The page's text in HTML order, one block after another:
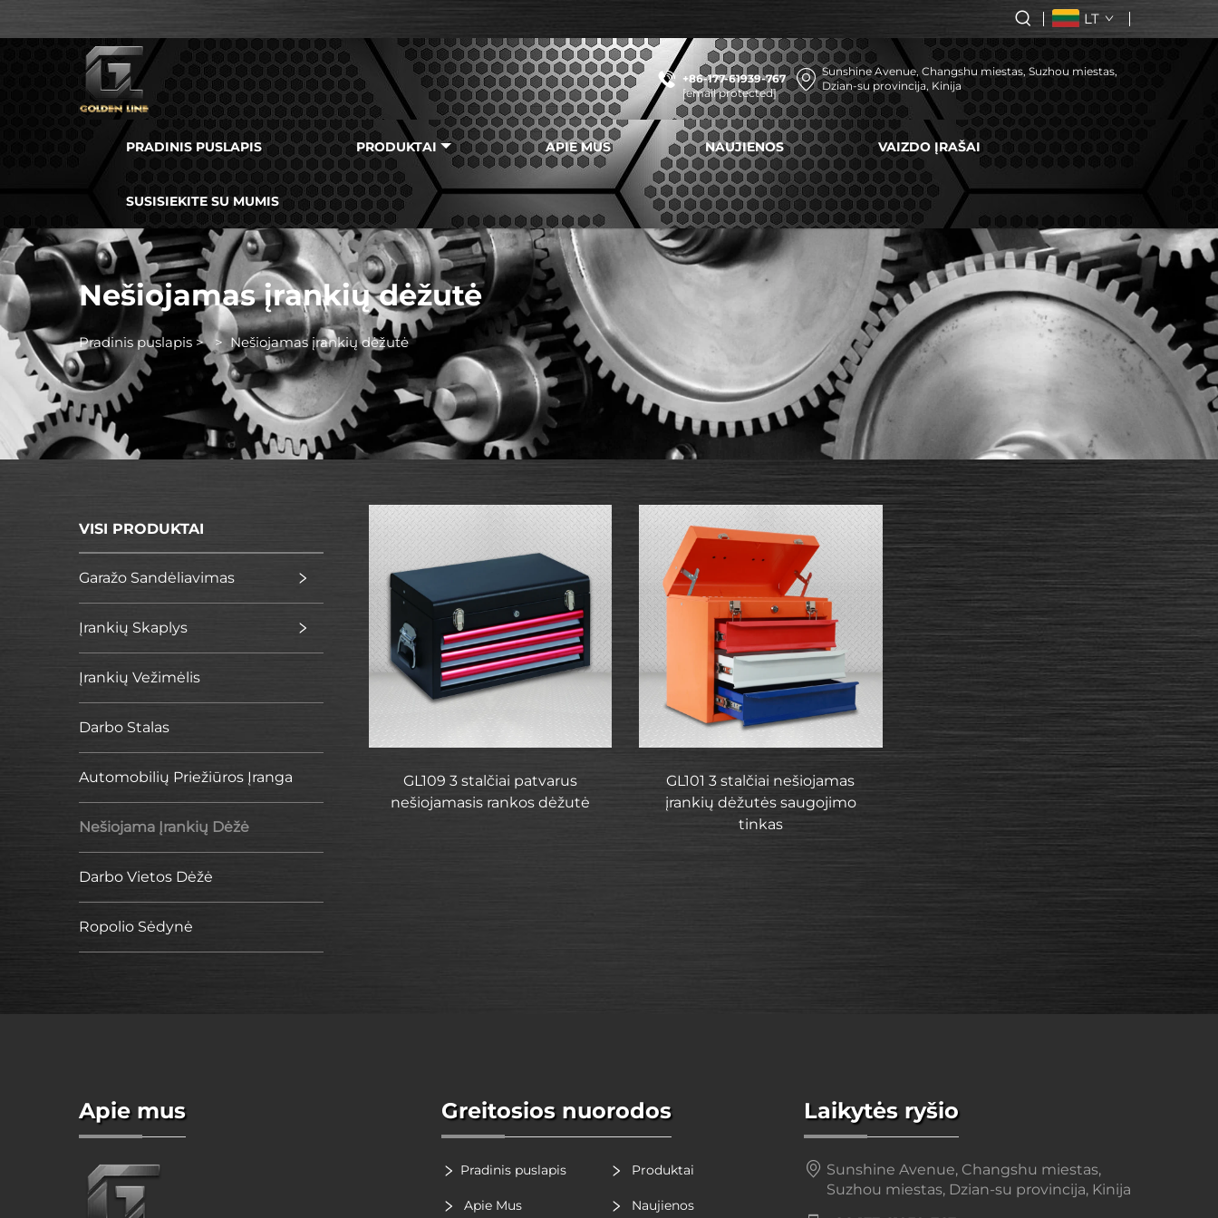
LT
+86-177-61939-767
[email protected]
Sunshine Avenue, Changshu miestas, Suzhou miestas,
Dzian-su provincija, Kinija
PRADINIS PUSLAPIS PRODUKTAI APIE MUS NAUJIENOS VAIZDO ĮRAŠAI
SUSISIEKITE SU MUMIS
Nešiojamas įrankių dėžutė
Pradinis puslapis > > Nešiojamas įrankių dėžutė
VISI PRODUKTAI
Garažo Sandėliavimas
Įrankių Skaplys
Įrankių Vežimėlis
Darbo Stalas
Automobilių Priežiūros Įranga
Nešiojama Įrankių Dėžė
Darbo Vietos Dėžė
Ropolio Sėdynė
GL109 3 stalčiai patvarus
nešiojamasis rankos dėžutė
GL101 3 stalčiai nešiojamas
įrankių dėžutės saugojimo
tinkas
Apie mus Greitosios nuorodos
Pradinis puslapis Produktai
Apie Mus Naujienos
Laikytės ryšio
Sunshine Avenue, Changshu miestas,
Suzhou miestas, Dzian-su provincija, Kinija